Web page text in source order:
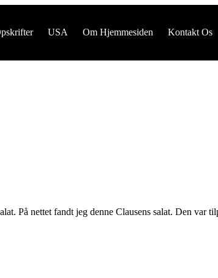
USA Om Hjemmesiden Kontakt Os
På nettet fandt jeg denne Clausens salat. Den var